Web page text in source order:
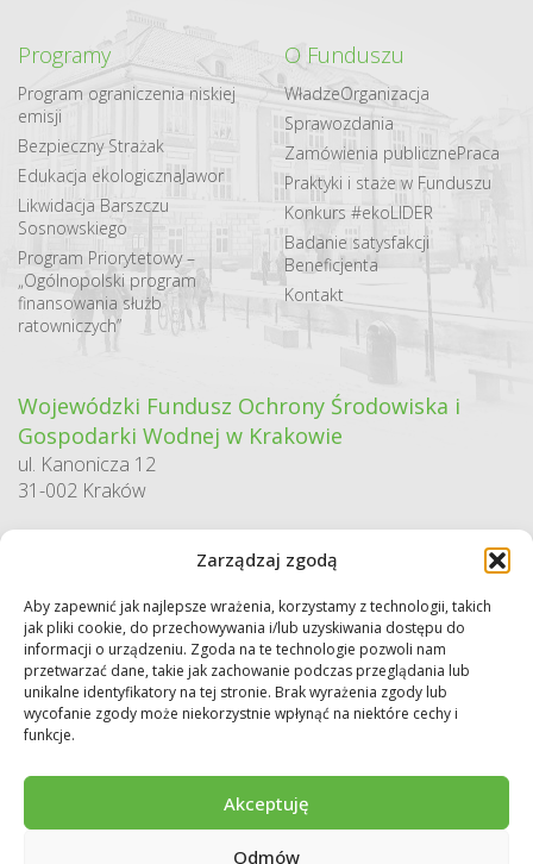
Zarządzaj zgodą
Aby zapewnić jak najlepsze wrażenia, korzystamy z technologii, takich
jak pliki cookie, do przechowywania i/lub uzyskiwania dostępu do
informacji o urządzeniu. Zgoda na te technologie pozwoli nam
przetwarzać dane, takie jak zachowanie podczas przeglądania lub
unikalne identyfikatory na tej stronie. Brak wyrażenia zgody lub
wycofanie zgody może niekorzystnie wpłynąć na niektóre cechy i
funkcje.
Akceptuję
Odmów
Programy
Program ograniczenia niskiej
emisji
Bezpieczny Strażak
Edukacja ekologicznaJawor
Likwidacja Barszczu
Sosnowskiego
Program Priorytetowy –
„Ogólnopolski program
finansowania służb
ratowniczych”
O Funduszu
WładzeOrganizacja
Sprawozdania
Zamówienia publicznePraca
Praktyki i staże w Funduszu
Konkurs #ekoLIDER
Badanie satysfakcji
Beneficjenta
Kontakt
Wojewódzki Fundusz Ochrony Środowiska i
Gospodarki Wodnej w Krakowie
ul. Kanonicza 12
31-002 Kraków
Sekretariat / Dziennik podawczy
tel.: 12 422 94 90
e-mail:biuro@wfos.krakow.pl
Copyright © 2026 WFOŚiGW w Krakowie. Wszystkie prawa zastrzeżone.